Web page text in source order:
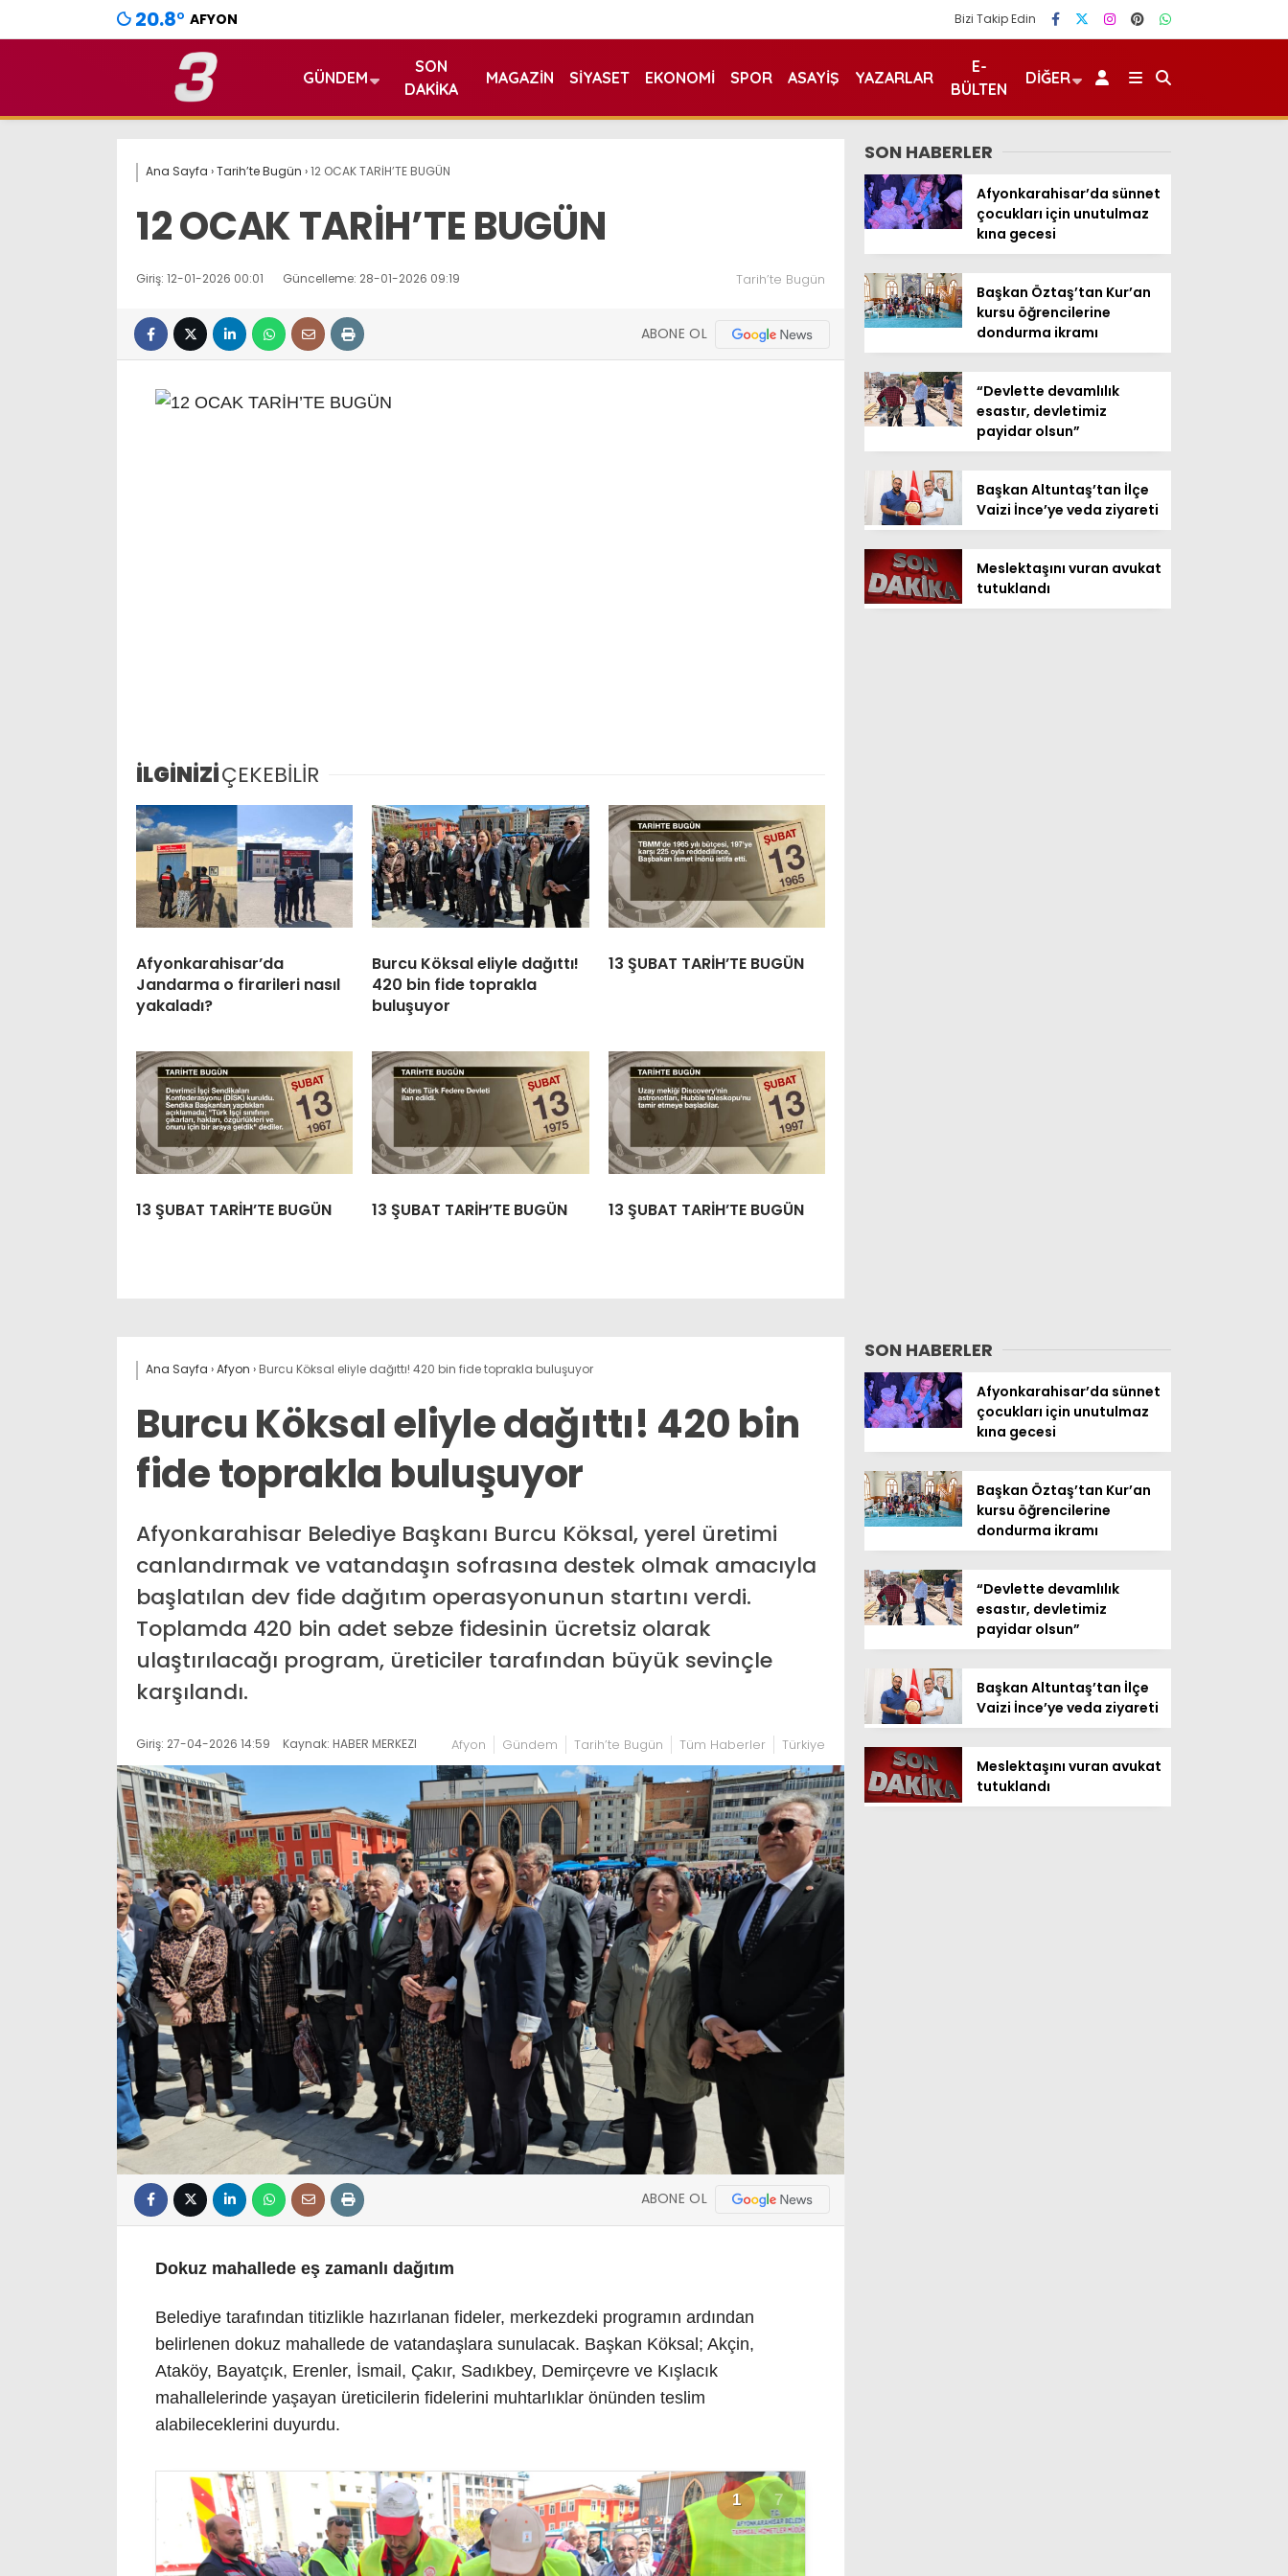
20.8° AFYON Bizi Takip Edin
GÜNDEM
SON
DAKIKA
MAGAZIN SIYASET EKONOMI SPOR ASAYIŞ YAZARLAR
E-
BÜLTEN
DIĞER
Ana Sayfa ›Tarih’te Bugün ›12 OCAK TARİH’TE BUGÜN
12 OCAK TARİH’TE BUGÜN
Giriş: 12-01-2026 00:01 Güncelleme: 28-01-2026 09:19 Tarih’te Bugün
ABONE OL
İLGİNİZİÇEKEBİLİR
Afyonkarahisar’da
Jandarma o firarileri nasıl
yakaladı?
Burcu Köksal eliyle dağıttı!
420 bin fide toprakla
buluşuyor
13 ŞUBAT TARİH’TE BUGÜN
13 ŞUBAT TARİH’TE BUGÜN 13 ŞUBAT TARİH’TE BUGÜN 13 ŞUBAT TARİH’TE BUGÜN
SON HABERLER
Afyonkarahisar’da sünnet
çocukları için unutulmaz
kına gecesi
Başkan Öztaş’tan Kur’an
kursu öğrencilerine
dondurma ikramı
“Devlette devamlılık
esastır, devletimiz
payidar olsun”
Başkan Altuntaş’tan İlçe
Vaizi İnce’ye veda ziyareti
Meslektaşını vuran avukat
tutuklandı
Ana Sayfa ›Afyon › Burcu Köksal eliyle dağıttı! 420 bin fide toprakla buluşuyor
Burcu Köksal eliyle dağıttı! 420 bin
fide toprakla buluşuyor
Afyonkarahisar Belediye Başkanı Burcu Köksal, yerel üretimi
canlandırmak ve vatandaşın sofrasına destek olmak amacıyla
başlatılan dev fide dağıtım operasyonunun startını verdi.
Toplamda 420 bin adet sebze fidesinin ücretsiz olarak
ulaştırılacağı program, üreticiler tarafından büyük sevinçle
karşılandı.
Giriş: 27-04-2026 14:59 Kaynak: HABER MERKEZI Afyon Gündem Tarih’te Bugün Tüm Haberler Türkiye
ABONE OL
Dokuz mahallede eş zamanlı dağıtım
Belediye tarafından titizlikle hazırlanan fideler, merkezdeki programın ardından
belirlenen dokuz mahallede de vatandaşlara sunulacak. Başkan Köksal; Akçin,
Ataköy, Bayatçık, Erenler, İsmail, Çakır, Sadıkbey, Demirçevre ve Kışlacık
mahallelerinde yaşayan üreticilerin fidelerini muhtarlıklar önünden teslim
alabileceklerini duyurdu.
1 7
SON HABERLER
Afyonkarahisar’da sünnet
çocukları için unutulmaz
kına gecesi
Başkan Öztaş’tan Kur’an
kursu öğrencilerine
dondurma ikramı
“Devlette devamlılık
esastır, devletimiz
payidar olsun”
Başkan Altuntaş’tan İlçe
Vaizi İnce’ye veda ziyareti
Meslektaşını vuran avukat
tutuklandı